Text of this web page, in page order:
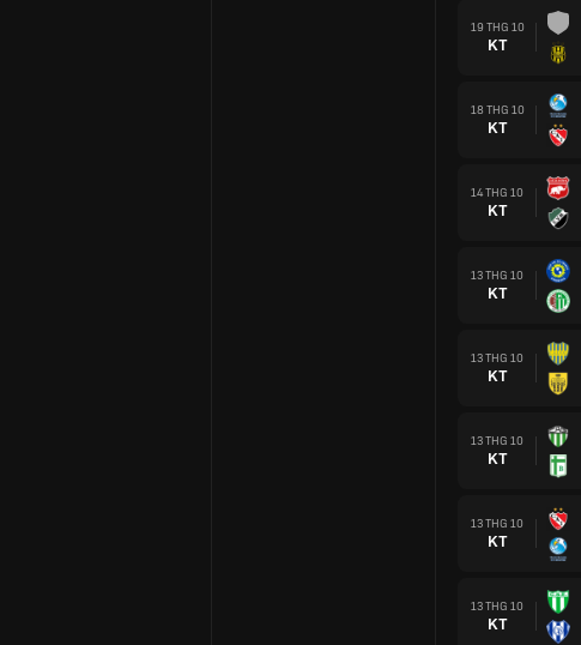
19 THG 10
KT
18 THG 10
KT
14 THG 10
KT
13 THG 10
KT
13 THG 10
KT
13 THG 10
KT
13 THG 10
KT
13 THG 10
KT